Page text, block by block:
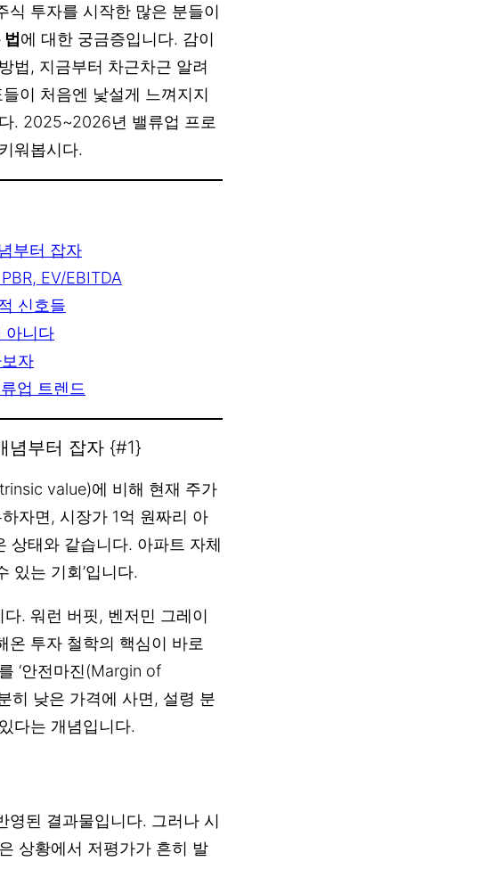
식 투자를 시작한 많은 분들이
법에 대한 궁금증입니다. 감이
법, 지금부터 차근차근 알려
이 처음엔 낯설게 느껴지지
. 2025~2026년 밸류업 프로
워봅시다.
부터 잡자
EV/EBITDA
신호들
아니다
자
업 트렌드
념부터 잡자 {#1}
value)에 비해 현재 주가
자면, 시장가 1억 원짜리 아
상태와 같습니다. 아파트 자체
있는 기회’입니다.
. 워런 버핏, 벤저민 그레이
온 투자 철학의 핵심이 바로
‘안전마진(Margin of
히 낮은 가격에 사면, 설령 분
다는 개념입니다.
영된 결과물입니다. 그러나 시
상황에서 저평가가 흔히 발